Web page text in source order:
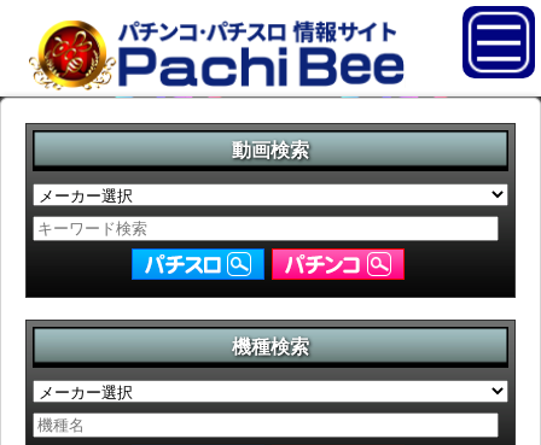
動画検索
機種検索